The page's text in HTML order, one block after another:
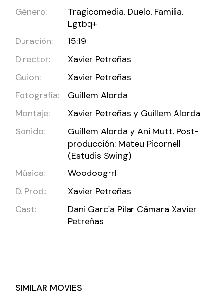
Género:
Tragicomedia. Duelo. Familia.
Lgtbq+
Duración:
15:19
Director:
Xavier Petreñas
Guion:
Xavier Petreñas
Fotografía:
Guillem Alorda
Montaje:
Xavier Petreñas y Guillem Alorda
Sonido:
Guillem Alorda y Ani Mutt. Post-
producción: Mateu Picornell
(Estudis Swing)
Música:
Woodoogrrl
D. Prod.:
Xavier Petreñas
Cast:
Dani García Pilar Cámara Xavier
Petreñas
SIMILAR MOVIES